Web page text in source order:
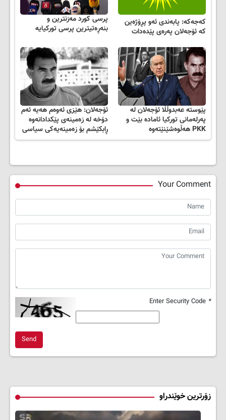
کەجەکە: پابه‌ندی ئه‌و پڕۆژه‌ین
كه‌ ئۆجه‌لان په‌ره‌ی پێده‌دات
پرسی کورد مەزنترین و
بنەڕەتیترین پرسی تورکیایە
پێوستە عەبدوڵڵا ئۆجەلان لە
پەرلەمانی تورکیا ئامادە بێت و
PKK هەڵوەشێنێتەوە
ئۆجەلان: هێزی ئەوەم هەیە ئەم
دۆخە لە زەمینەی پێکدادانەوە
ڕابکێشم بۆ زەمینەیەکی سیاسی
Your Comment
*
Send
زۆرترین خوێندراو